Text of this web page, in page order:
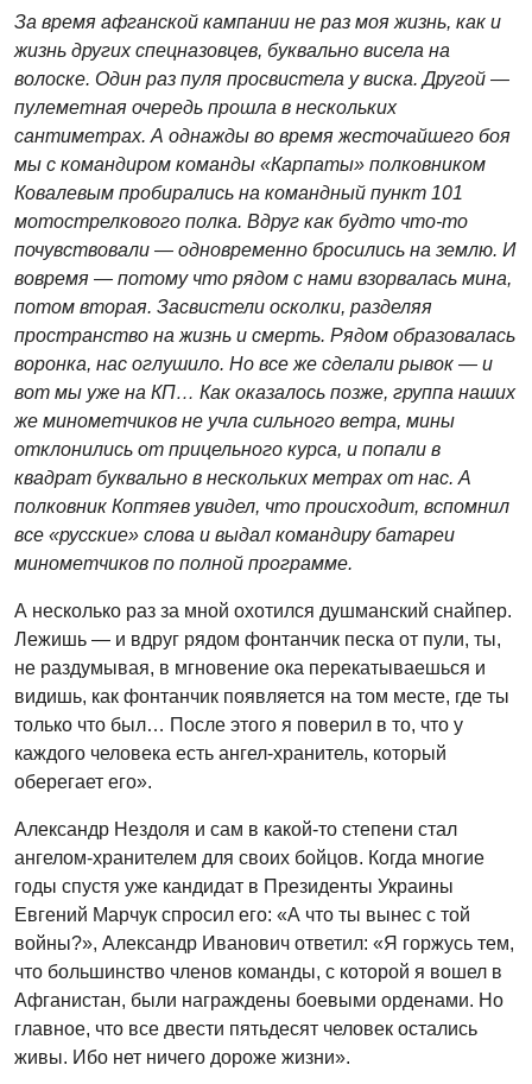
За время афганской кампании не раз моя жизнь, как и
жизнь других спецназовцев, буквально висела на
волоске. Один раз пуля просвистела у виска. Другой —
пулеметная очередь прошла в нескольких
сантиметрах. А однажды во время жесточайшего боя
мы с командиром команды «Карпаты» полковником
Ковалевым пробирались на командный пункт 101
мотострелкового полка. Вдруг как будто что-то
почувствовали — одновременно бросились на землю. И
вовремя — потому что рядом с нами взорвалась мина,
потом вторая. Засвистели осколки, разделяя
пространство на жизнь и смерть. Рядом образовалась
воронка, нас оглушило. Но все же сделали рывок — и
вот мы уже на КП… Как оказалось позже, группа наших
же минометчиков не учла сильного ветра, мины
отклонились от прицельного курса, и попали в
квадрат буквально в нескольких метрах от нас. А
полковник Коптяев увидел, что происходит, вспомнил
все «русские» слова и выдал командиру батареи
минометчиков по полной программе.
А несколько раз за мной охотился душманский снайпер.
Лежишь — и вдруг рядом фонтанчик песка от пули, ты,
не раздумывая, в мгновение ока перекатываешься и
видишь, как фонтанчик появляется на том месте, где ты
только что был… После этого я поверил в то, что у
каждого человека есть ангел-хранитель, который
оберегает его».
Александр Нездоля и сам в какой-то степени стал
ангелом-хранителем для своих бойцов. Когда многие
годы спустя уже кандидат в Президенты Украины
Евгений Марчук спросил его: «А что ты вынес с той
войны?», Александр Иванович ответил: «Я горжусь тем,
что большинство членов команды, с которой я вошел в
Афганистан, были награждены боевыми орденами. Но
главное, что все двести пятьдесят человек остались
живы. Ибо нет ничего дороже жизни».